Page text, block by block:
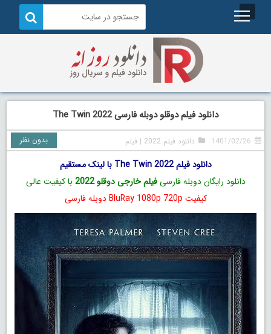
دانلود فیلم دوقلو دوبله فارسی The Twin 2022
1401/02/26 دانلود فیلم 2022 |فیلم بدون نظر
دانلود فیلم The Twin 2022 با لینک مستقیم
دانلود رایگان دوبله فارسیفیلم خارجی دوقلو 2022
با کیفیت عالی
کیفیت BluRay 1080p 720p دوبله فارسی